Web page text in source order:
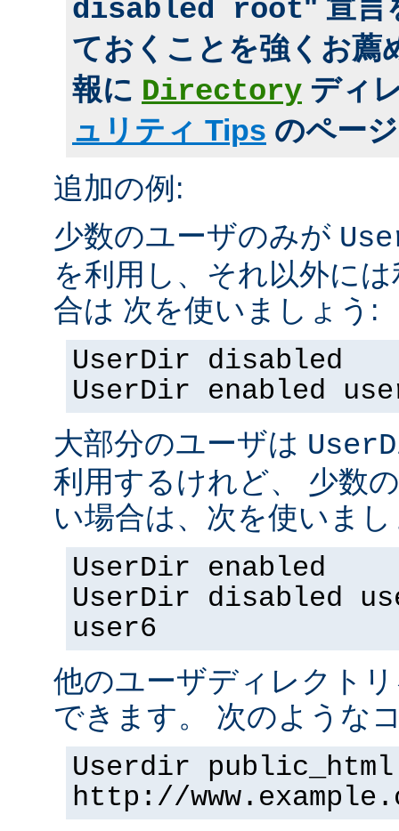
disabled root" 宣言
ておくことを強くお薦
報に Directory ディ
ュリティ Tips のペー
追加の例:
少数のユーザのみが
を利用し、それ以外に
合は 次を使いましょう:
UserDir disabled
UserDir enabled
大部分のユーザは
利用するけれど、 少数
い場合は、次を使いま
UserDir enabled
UserDir disabled
user6
他のユーザディレクト
できます。 次のような
Userdir
http://